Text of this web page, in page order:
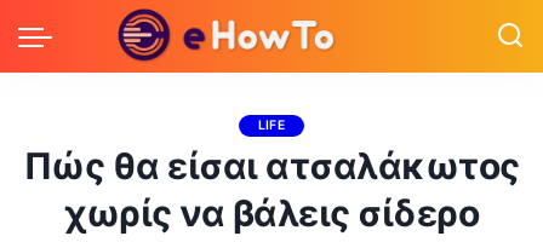
LIFE
Πώς θα είσαι ατσαλάκωτος
χωρίς να βάλεις σίδερο